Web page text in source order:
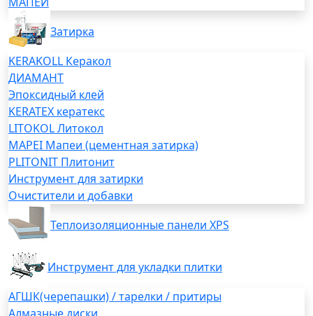
Затирка
KERAKOLL Керакол
ДИАМАНТ
Эпоксидный клей
KERATEX кератекс
LITOKOL Литокол
MAPEI Мапеи (цементная затирка)
PLITONIT Плитонит
Инструмент для затирки
Очистители и добавки
Теплоизоляционные панели XPS
Инструмент для укладки плитки
АГШК(черепашки) / тарелки / притиры